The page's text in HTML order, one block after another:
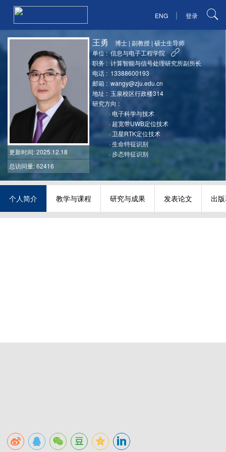
ENG | 登录
更新时间: 2025.12.18
总访问量: 62416
王勇 博士 |副教授 |硕士生导师
单位 : 信息与电子工程学院
职务 : 计算智能与信号处理研究所副所长
电话 : 13388600193
邮箱 : wangy@zju.edu.cn
地址 : 玉泉校区行政楼314
研究方向 :
·电子科学与技术
· 超宽带UWB定位技术
· 卫星RTK定位技术
·生命特征识别
·步态特征识别
个人简介 教学与课程 研究与成果 发表论文 出